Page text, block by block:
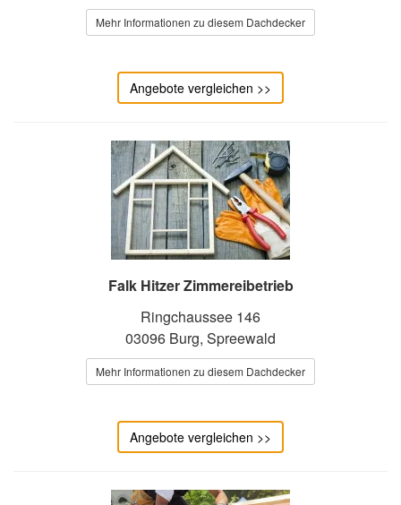
Mehr Informationen zu diesem Dachdecker
Angebote vergleichen >>
Falk Hitzer Zimmereibetrieb
Ringchaussee 146
03096 Burg, Spreewald
Mehr Informationen zu diesem Dachdecker
Angebote vergleichen >>